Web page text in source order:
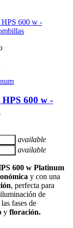
600 w -
available
available
600 w Platinum
y con una
, perfecta para
de
fases de
y floración.